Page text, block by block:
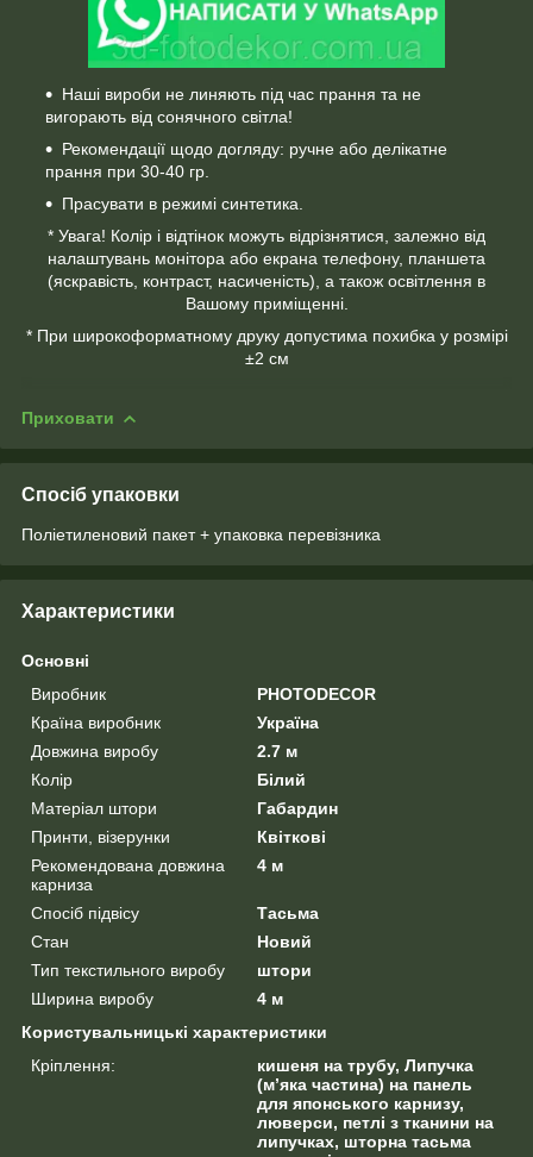
Наші вироби не линяють під час прання та не
вигорають від сонячного світла!
Рекомендації щодо догляду: ручне або делікатне
прання при 30-40 гр.
Прасувати в режимі синтетика.
* Увага! Колір і відтінок можуть відрізнятися, залежно від
налаштувань монітора або екрана телефону, планшета
(яскравість, контраст, насиченість), а також освітлення в
Вашому приміщенні.
* При широкоформатному друку допустима похибка у розмірі
±2 см
Приховати
Спосіб упаковки
Поліетиленовий пакет + упаковка перевізника
Характеристики
Основні
Виробник
PHOTODECOR
Країна виробник
Україна
Довжина виробу
2.7 м
Колір
Білий
Матеріал штори
Габардин
Принти, візерунки
Квіткові
Рекомендована довжина
карниза
4 м
Спосіб підвісу
Тасьма
Стан
Новий
Тип текстильного виробу
штори
Ширина виробу
4 м
Користувальницькі характеристики
Кріплення:
кишеня на трубу, Липучка
(м’яка частина) на панель
для японського карнизу,
люверси, петлі з тканини на
липучках, шторна тасьма